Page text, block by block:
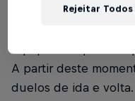
se classificando. A
A partir deste
duelos de ida e volta.
Rejeitar Todos